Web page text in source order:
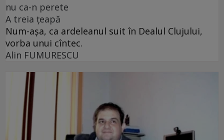
nu ca-n perete
A treia țeapă
Num-așa, ca ardeleanul suit în Dealul Clujului,
vorba unui cîntec.
Alin FUMURESCU